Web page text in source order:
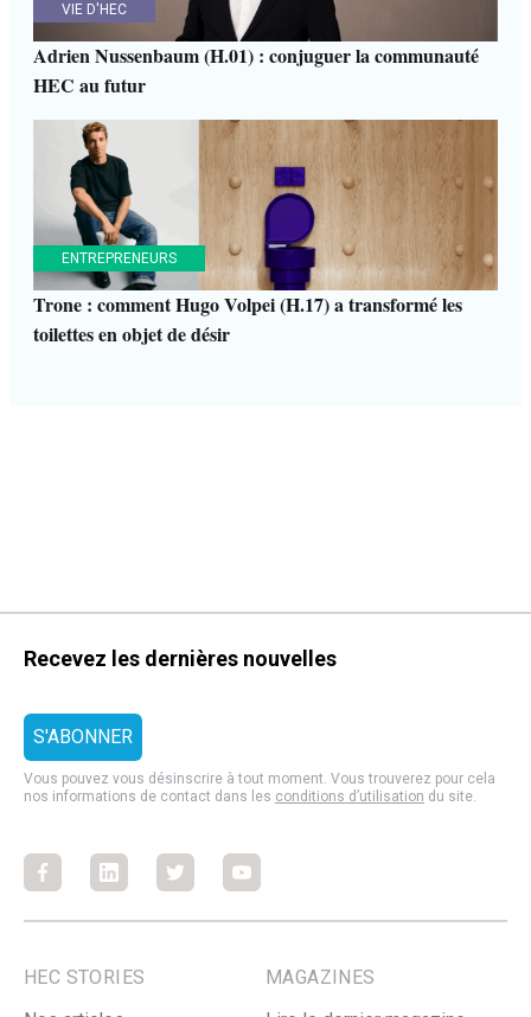
VIE D'HEC
Adrien Nussenbaum (H.01) : conjuguer la communauté
HEC au futur
ENTREPRENEURS
Trone : comment Hugo Volpei (H.17) a transformé les
toilettes en objet de désir
Recevez les dernières nouvelles
Vous pouvez vous désinscrire à tout moment. Vous trouverez pour cela
nos informations de contact dans les conditions d’utilisation du site.
FacebookFacebookFacebookFacebook
HEC STORIES
MAGAZINES